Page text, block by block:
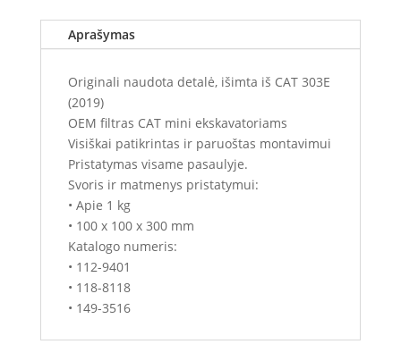
Aprašymas
Originali naudota detalė, išimta iš CAT 303E
(2019)
OEM filtras CAT mini ekskavatoriams
Visiškai patikrintas ir paruoštas montavimui
Pristatymas visame pasaulyje.
Svoris ir matmenys pristatymui:
• Apie 1 kg
• 100 x 100 x 300 mm
Katalogo numeris:
• 112-9401
• 118-8118
• 149-3516